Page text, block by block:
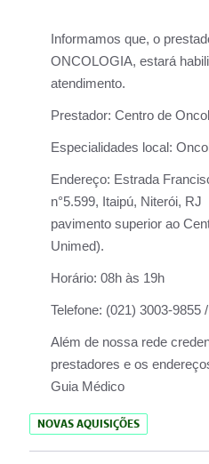
Informamos que, o
ONCOLOGIA, estará
atendimento.
Prestador: Centro de
Especialidades local:
Endereço: Estrada
n°5.599, Itaipú, Niterói,
pavimento superior ao
Unimed).
Horário: 08h às 19h
Telefone: (021) 3003-9855
Além de nossa rede
prestadores e os
Guia Médico
NOVAS AQUISIÇÕES